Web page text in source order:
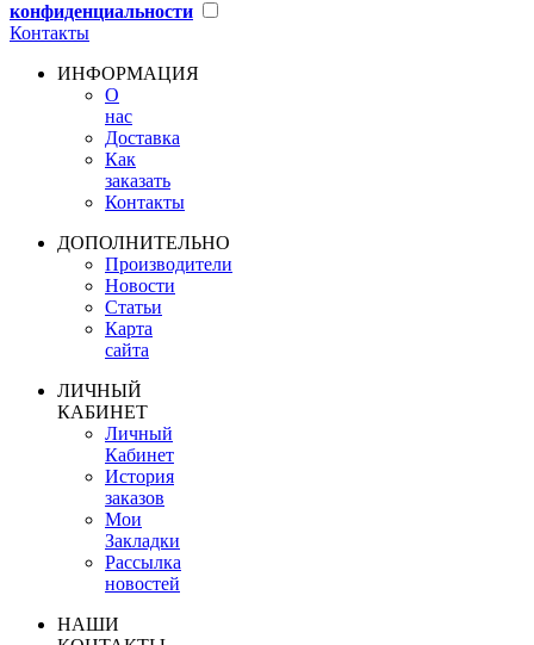
конфиденциальности
Контакты
ИНФОРМАЦИЯ
О
нас
Доставка
Как
заказать
Контакты
ДОПОЛНИТЕЛЬНО
Производители
Новости
Статьи
Карта
сайта
ЛИЧНЫЙ
КАБИНЕТ
Личный
Кабинет
История
заказов
Мои
Закладки
Рассылка
новостей
НАШИ